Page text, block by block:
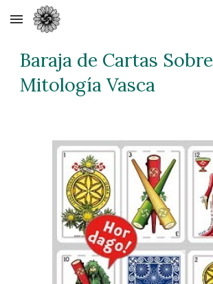
Skip to main content
Baraja de Cartas Sobre
Mitología Vasca